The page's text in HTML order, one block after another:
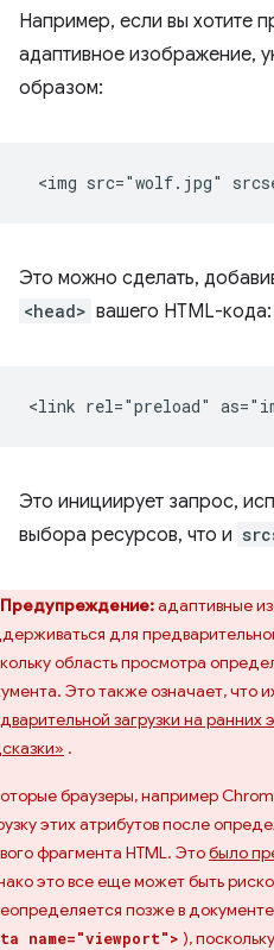
Например, если вы хотите
адаптивное изображение,
образом:
Это можно сделать,
<head> вашего HTML-кода:
Это инициирует запрос,
выбора ресурсов, что и
Предупреждение:адаптивные
для предварительной
область просмотра
Это также означает, что
загрузки на ранних
.
браузеры, например
этих атрибутов после
фрагмента HTML. Этобыло
это все еще может быть
позже в
name="viewport"> ),